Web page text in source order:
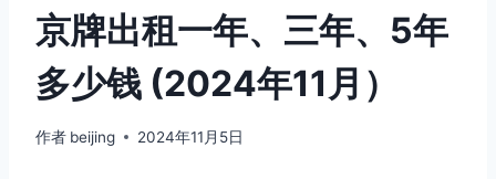
京牌出租一年、三年、5年
多少钱 (2024年11月）
作者 beijing 2024年11月5日